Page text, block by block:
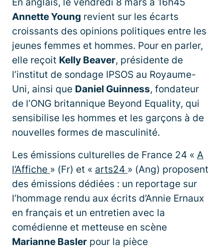
Annette Young revient sur les écarts
croissants des opinions politiques entre les
jeunes femmes et hommes. Pour en parler,
elle reçoit Kelly Beaver, présidente de
l’institut de sondage IPSOS au Royaume-
Uni, ainsi que Daniel Guinness, fondateur
de l’ONG britannique Beyond Equality, qui
sensibilise les hommes et les garçons à de
nouvelles formes de masculinité.
Les émissions culturelles de France 24 « A
l’Affiche » (Fr) et « arts24 » (Ang) proposent
des émissions dédiées : un reportage sur
l’hommage rendu aux écrits d’Annie Ernaux
en français et un entretien avec la
comédienne et metteuse en scène
Marianne Basler pour la pièce